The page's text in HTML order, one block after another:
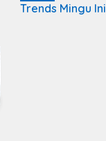
Trends Mingu Ini